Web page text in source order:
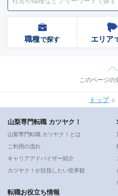
職種で探す エリア
このページの
トップ
山梨専門転職 カツヤク！
山梨専門転職 カツヤク！とは
ご利用の流れ
キャリアアドバイザー紹介
カツヤク！が目指したい世界観
転職お役立ち情報